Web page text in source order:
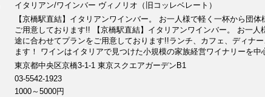
イタリアン/ワインバー ヴィノリオ（旧コッレベレート）
【京橋駅直結】イタリアンワインバー。 お一人様で軽く一杯から団
ご用意しております!! 【京橋駅直結】イタリアンワインバー。 お一人
途に合わせてプランをご用意しております!!ランチ、カフェ、ディナ
ます！ ワインはイタリアで見つけた小規模の家族経営ワイナリーを
グラスワイン10種類以上と豊富にそろえております。 軽く１杯からし
好きなお料理で楽しい時間をお過ごしください♪
東京都中央区京橋3-1-1 東京スクエアガーデンB1
03-5542-1923
1000～5000円